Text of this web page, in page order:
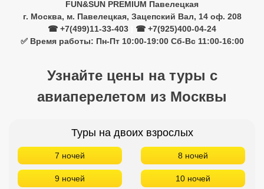
FUN&SUN PREMIUM Павелецкая
г. Москва, м. Павелецкая, Зацепский Вал, 14 оф. 208
☎ +7(499)11-33-403
☎ +7(925)400-04-24
✅ Время работы: Пн-Пт 10:00-19:00 Сб-Вс 11:00-16:00
Узнайте цены на туры с
авиаперелетом из Москвы
Туры на двоих взрослых
7 ночей 8 ночей
9 ночей 10 ночей
Сетевые отели Мальдив
Сетевые отели Бали
Сетевые отели Сейшел
Сетевые отели Маврикия